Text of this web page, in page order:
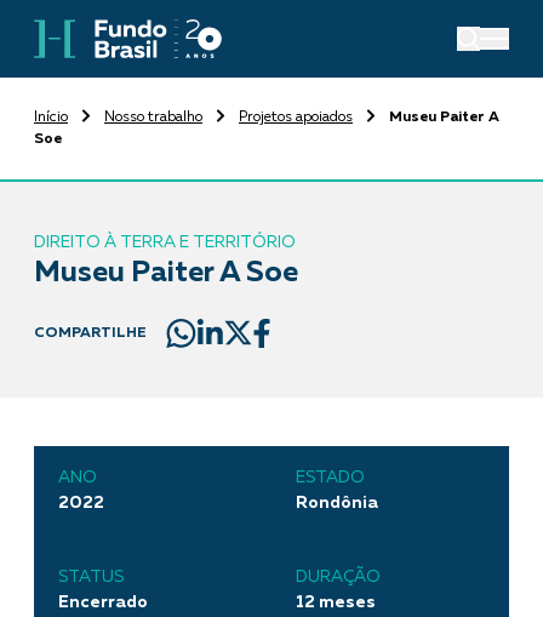
Início Nosso trabalho Projetos apoiados
Museu Paiter A
Soe
DIREITO À TERRA E TERRITÓRIO
Museu Paiter A Soe
COMPARTILHE
ANO
2022
ESTADO
Rondônia
STATUS
Encerrado
DURAÇÃO
12 meses